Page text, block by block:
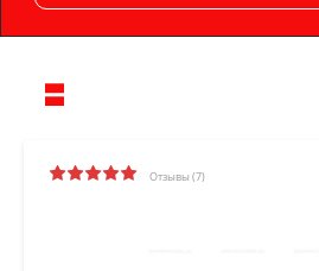
Отзывы (7)